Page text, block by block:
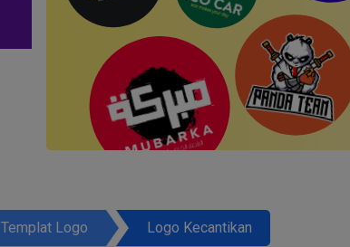
Templat Logo Logo Kecantikan